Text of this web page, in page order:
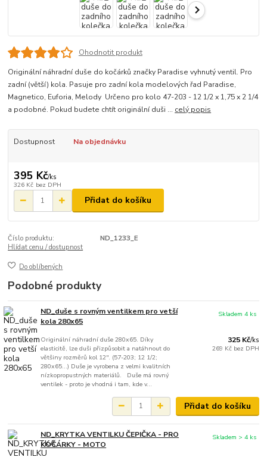
Ohodnotit produkt
Originální náhradní duše do kočárků značky Paradise vyhnutý ventil. Pro
zadní (větší) kola. Pasuje pro zadní kola modelových řad Paradise,
Magnetico, Euforia, Melody Určeno pro kolo 47-203 - 12 1/2 x 1,75 x 2 1/4
a podobné. Pokud budete chtít originální duši ... celý popis
Dostupnost Na objednávku
395 Kč/ks
326 Kč bez DPH
Přidat do košíku
Číslo produktu:
ND_1233_E
Hlídat cenu / dostupnost
Do oblíbených
Podobné produkty
ND_duše s rovným ventilkem pro vetší
kola 280x65
Originální náhradní duše 280x65. Díky
elasticitě, lze duši přizpůsobit a natáhnout do
většiny rozměrů kol 12''. (57-203; 12 1/2;
280x65...) Duše je vyrobena z velmi kvalitních
nízkopropustných materiálů. Duše má rovný
ventilek - proto je vhodná i tam, kde v...
325 Kč/ks
269 Kč bez DPH
Skladem 4 ks
Přidat do košíku
ND_KRYTKA VENTILKU ČEPIČKA - PRO
KOČÁRKY - MOTO
Skladem > 4 ks